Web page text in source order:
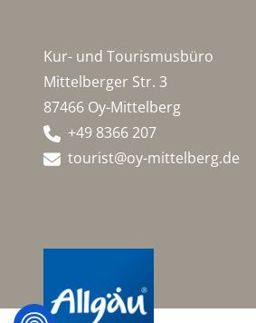
Kur- und Tourismusbüro
Mittelberger Str. 3
87466 Oy-Mittelberg
+49 8366 207
tourist@oy-mittelberg.de